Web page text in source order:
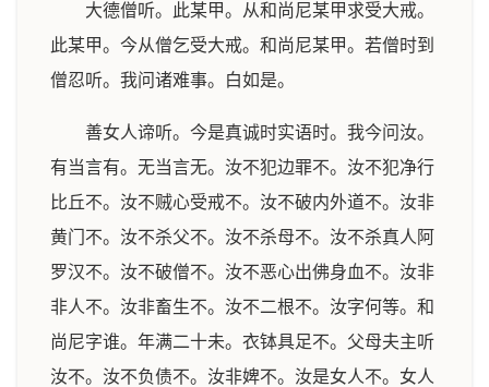
大德僧听。此某甲。从和尚尼某甲求受大戒。
此某甲。今从僧乞受大戒。和尚尼某甲。若僧时到
僧忍听。我问诸难事。白如是。
善女人谛听。今是真诚时实语时。我今问汝。
有当言有。无当言无。汝不犯边罪不。汝不犯净行
比丘不。汝不贼心受戒不。汝不破内外道不。汝非
黄门不。汝不杀父不。汝不杀母不。汝不杀真人阿
罗汉不。汝不破僧不。汝不恶心出佛身血不。汝非
非人不。汝非畜生不。汝不二根不。汝字何等。和
尚尼字谁。年满二十未。衣钵具足不。父母夫主听
汝不。汝不负债不。汝非婢不。汝是女人不。女人